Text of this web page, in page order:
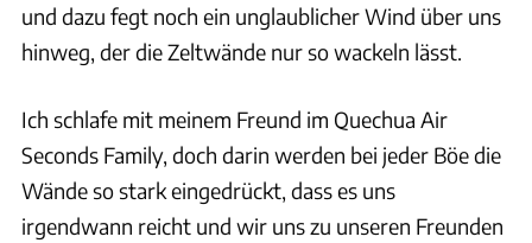
und dazu fegt noch ein unglaublicher Wind über uns
hinweg, der die Zeltwände nur so wackeln lässt.
Ich schlafe mit meinem Freund im Quechua Air
Seconds Family, doch darin werden bei jeder Böe die
Wände so stark eingedrückt, dass es uns
irgendwann reicht und wir uns zu unseren Freunden